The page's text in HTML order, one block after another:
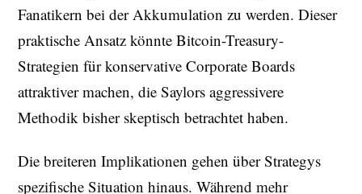
Fanatikern bei der Akkumulation zu werden. Dieser
praktische Ansatz könnte Bitcoin-Treasury-
Strategien für konservative Corporate Boards
attraktiver machen, die Saylors aggressivere
Methodik bisher skeptisch betrachtet haben.
Die breiteren Implikationen gehen über Strategys
spezifische Situation hinaus. Während mehr